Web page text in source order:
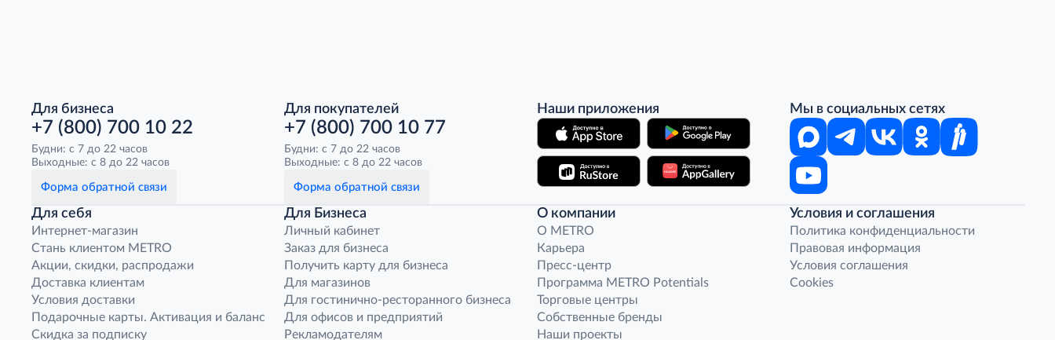
Для бизнеса
+7 (800) 700 10 22
Будни: с 7 до 22 часов
Выходные: с 8 до 22 часов
Форма обратной связи
Для покупателей
+7 (800) 700 10 77
Будни: с 7 до 22 часов
Выходные: с 8 до 22 часов
Форма обратной связи
Наши приложения Мы в социальных сетях
Для себя
Интернет-магазин
Стань клиентом METRO
Акции, скидки, распродажи
Доставка клиентам
Условия доставки
Подарочные карты. Активация и баланс
Скидка за подписку
Для Бизнеса
Личный кабинет
Заказ для бизнеса
Получить карту для бизнеса
Для магазинов
Для гостинично-ресторанного бизнеса
Для офисов и предприятий
Рекламодателям
О компании
O METRO
Карьера
Пресс-центр
Программа METRO Potentials
Торговые центры
Собственные бренды
Наши проекты
Условия и соглашения
Политика конфиденциальности
Правовая информация
Условия соглашения
Cookies